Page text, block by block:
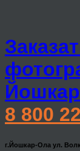
8 800
г.Йошкар-Ола ул.